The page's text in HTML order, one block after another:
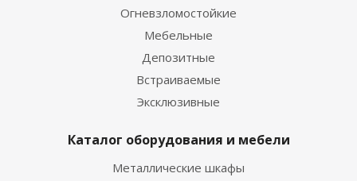
Огневзломостойкие
Мебельные
Депозитные
Встраиваемые
Эксклюзивные
Каталог оборудования и мебели
Металлические шкафы